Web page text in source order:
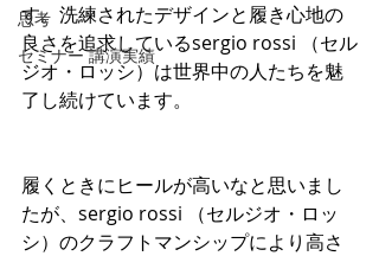
思考
セミナー 講演実績
す。洗練されたデザインと履き心地の
良さを追求しているsergio rossi （セル
ジオ・ロッシ）は世界中の人たちを魅
了し続けています。
履くときにヒールが高いなと思いまし
たが、sergio rossi （セルジオ・ロッ
シ）のクラフトマンシップにより高さ